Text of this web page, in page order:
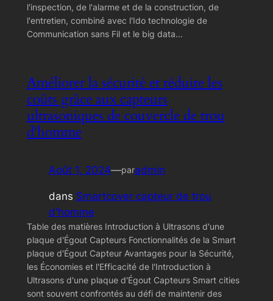
l'inspection, de l'alarme et de la construction, de
l'entretien, combiné avec l'Ido technologie de
Communication sans Fil et le big data...
Améliorer la sécurité et réduire les
coûts grâce aux capteurs
ultrasoniques de couvercle de trou
d'homme
Août 1, 2024—paradmin
dans Smartcover capteur de trou
d'homme
Table des matières Introduction à Ultrasons d'une
plaque d'Égout Capteurs Fonctionnalités de la Smart
plaque d'Égout Capteur Avantages pour la Sécurité,
les Économies et l'Efficacité de l'Introduction à
Ultrasons d'une plaque d'Égout Capteurs Smart cities
sont souvent confrontés au défi de maintenir des